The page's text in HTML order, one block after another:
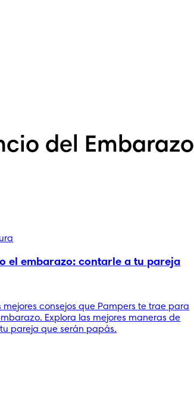
del Embarazo
el embarazo: contarle a tu pareja
mejores consejos que Pampers te trae para
Explora las mejores maneras de
pareja que serán papás.